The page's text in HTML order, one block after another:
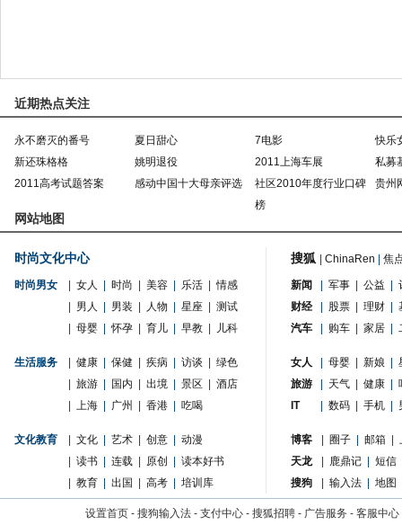
近期热点关注
永不磨灭的番号 夏日甜心 7电影
快乐
新还珠格格
姚明退役 2011上海车展
私募
2011高考试题答案
感动中国十大母亲评选
社区2010年度行业口碑
榜
贵州
网站地图
时尚文化中心
时尚男女 女人 时尚 美容 乐活
情感
男人 男装 人物 星座
测试
母婴 怀孕 育儿 早教 儿科
生活服务 健康 保健 疾病 访谈
绿色
旅游 国内 出境 景区
酒店
上海 广州 香港 吃喝
文化教育 文化 艺术 创意
动漫
读书 连载 原创
读本好书
教育 出国 高考 培训库
搜狐 ChinaRen 焦
新闻 军事 公益
财经
股票 理财
汽车
购车 家居
女人 母婴 新娘
旅游
天气 健康
IT
数码 手机
博客 圈子 邮箱
天龙
鹿鼎记
短信
搜狗
输入法 地图
设置首页 - 搜狗输入法 - 支付中心 - 搜狐招聘 - 广告服务 - 客服中心